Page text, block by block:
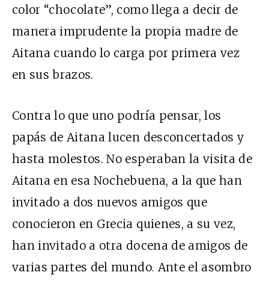
color “chocolate”, como llega a decir de
manera imprudente la propia madre de
Aitana cuando lo carga por primera vez
en sus brazos.
Contra lo que uno podría pensar, los
papás de Aitana lucen desconcertados y
hasta molestos. No esperaban la visita de
Aitana en esa Nochebuena, a la que han
invitado a dos nuevos amigos que
conocieron en Grecia quienes, a su vez,
han invitado a otra docena de amigos de
varias partes del mundo. Ante el asombro